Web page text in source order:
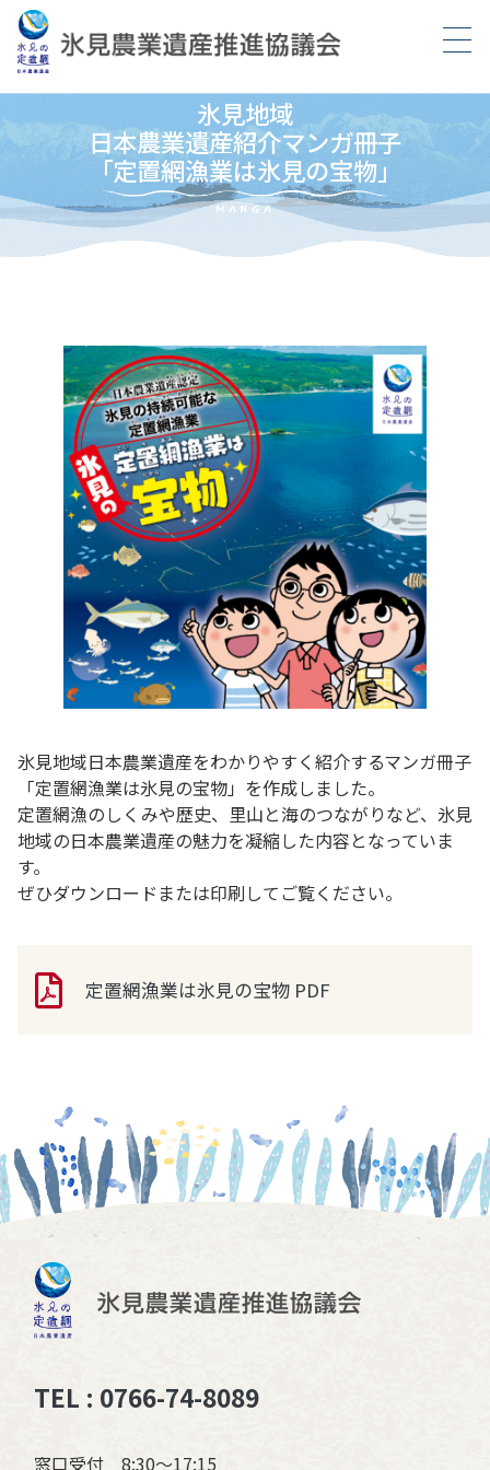
氷見地域
日本農業遺産紹介マンガ冊子
「定置網漁業は氷見の宝物」
MANGA
氷見地域日本農業遺産をわかりやすく紹介するマンガ冊子
「定置網漁業は氷見の宝物」を作成しました。
定置網漁のしくみや歴史、里山と海のつながりなど、氷見
地域の日本農業遺産の魅力を凝縮した内容となっていま
す。
ぜひダウンロードまたは印刷してご覧ください。
定置網漁業は氷見の宝物 PDF
TEL : 0766-74-8089
窓口受付 8:30〜17:15